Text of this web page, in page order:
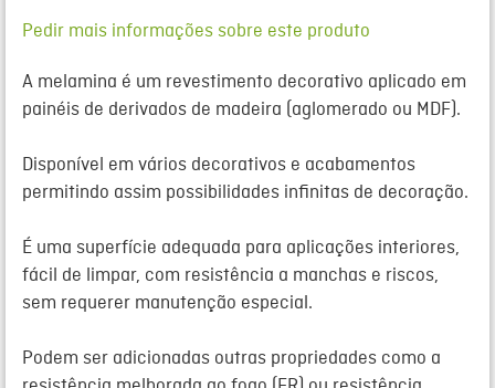
Pedir mais informações sobre este produto
A melamina é um revestimento decorativo aplicado em
painéis de derivados de madeira (aglomerado ou MDF).
Disponível em vários decorativos e acabamentos
permitindo assim possibilidades infinitas de decoração.
É uma superfície adequada para aplicações interiores,
fácil de limpar, com resistência a manchas e riscos,
sem requerer manutenção especial.
Podem ser adicionadas outras propriedades como a